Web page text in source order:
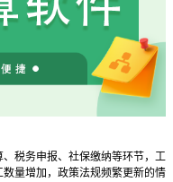
税务申报、社保缴纳等环节，工
量增加，政策法规频繁更新的情